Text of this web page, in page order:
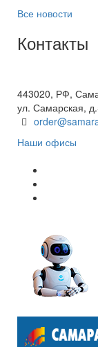
Все новости
Контакты
443020, РФ,
ул. Самарская,
Наши офисы